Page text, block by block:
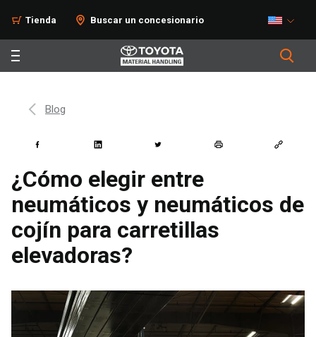
Tienda Buscar un concesionario
Blog
¿Cómo elegir entre
neumáticos y neumáticos de
cojín para carretillas
elevadoras?